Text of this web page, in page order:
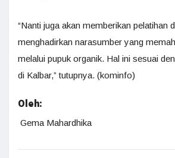
“Nanti juga akan memberikan pelatihan
menghadirkan narasumber yang
melalui pupuk organik. Hal ini sesuai
di Kalbar,” tutupnya. (kominfo)
Oleh:
Gema Mahardhika